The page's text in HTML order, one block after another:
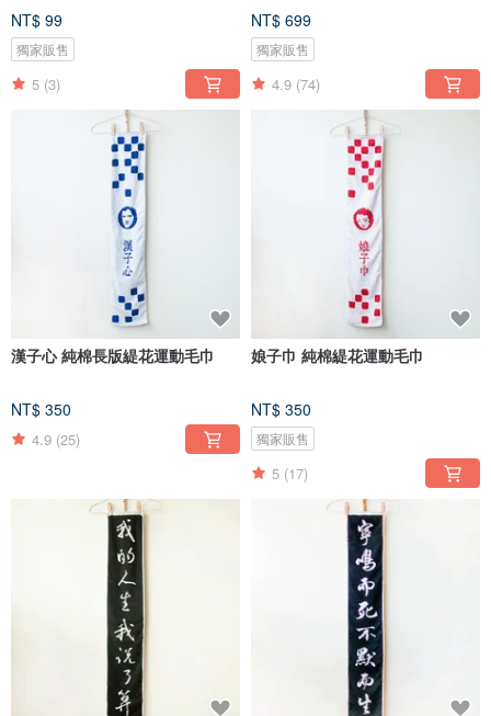
NT$ 99
獨家販售
5 (3)
NT$ 699
獨家販售
4.9 (74)
漢子心 純棉長版緹花運動毛巾
NT$ 350
4.9 (25)
娘子巾 純棉緹花運動毛巾
NT$ 350
獨家販售
5 (17)